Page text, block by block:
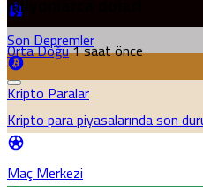
Son Depremler
Kripto Paralar
Kripto para piyasalarında son
Maç Merkezi
Orta Doğu1 saat önce